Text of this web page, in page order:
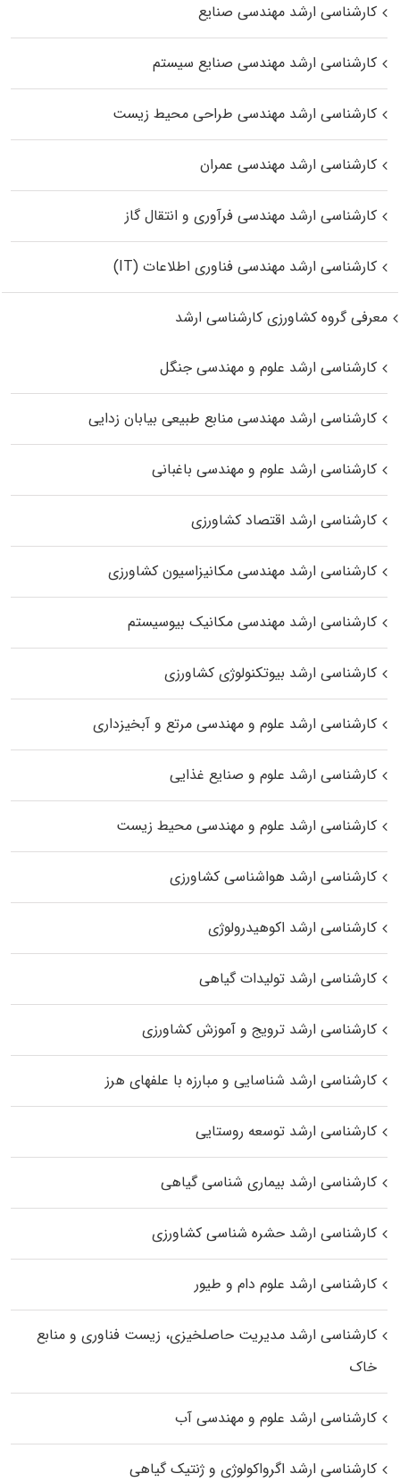
کارشناسی ارشد مهندسی صنایع
کارشناسی ارشد مهندسی صنایع سیستم
کارشناسی ارشد مهندسی طراحی محیط زیست
کارشناسی ارشد مهندسی عمران
کارشناسی ارشد مهندسی فرآوری و انتقال گاز
کارشناسی ارشد مهندسی فناوری اطلاعات (IT)
معرفی گروه کشاورزی کارشناسی ارشد
کارشناسی ارشد علوم و مهندسی جنگل
کارشناسی ارشد مهندسی منابع طبیعی بیابان زدایی
کارشناسی ارشد علوم و مهندسی باغبانی
کارشناسی ارشد اقتصاد کشاورزی
کارشناسی ارشد مهندسی مکانیزاسیون کشاورزی
کارشناسی ارشد مهندسی مکانیک بیوسیستم
کارشناسی ارشد بیوتکنولوژی کشاورزی
کارشناسی ارشد علوم و مهندسی مرتع و آبخیزداری
کارشناسی ارشد علوم و صنایع غذایی
کارشناسی ارشد علوم و مهندسی محیط زیست
کارشناسی ارشد هواشناسی کشاورزی
کارشناسی ارشد اکوهیدرولوژی
کارشناسی ارشد تولیدات گیاهی
کارشناسی ارشد ترویج و آموزش کشاورزی
کارشناسی ارشد شناسایی و مبارزه با علفهای هرز
کارشناسی ارشد توسعه روستایی
کارشناسی ارشد بیماری‌ شناسی گیاهی
کارشناسی ارشد حشره‌ شناسی کشاورزی
کارشناسی ارشد علوم دام و طیور
کارشناسی ارشد مدیریت حاصلخیزی، زیست فناوری و منابع
خاک
کارشناسی ارشد علوم و مهندسی آب
کارشناسی ارشد اگرواکولوژی و ژنتیک گیاهی